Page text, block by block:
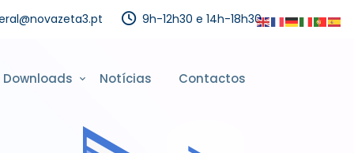
9h-12h30 e 14h-18h30
Downloads Notícias Contactos